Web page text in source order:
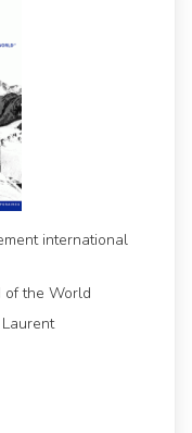
international
of the World